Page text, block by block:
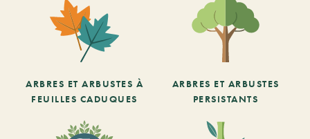
ARBRES ET ARBUSTES À
FEUILLES CADUQUES
ARBRES ET ARBUSTES
PERSISTANTS